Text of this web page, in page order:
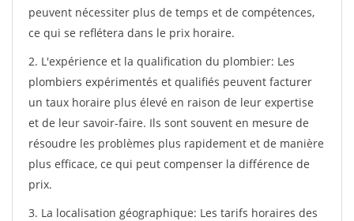
peuvent nécessiter plus de temps et de compétences,
ce qui se reflétera dans le prix horaire.
2. L'expérience et la qualification du plombier: Les
plombiers expérimentés et qualifiés peuvent facturer
un taux horaire plus élevé en raison de leur expertise
et de leur savoir-faire. Ils sont souvent en mesure de
résoudre les problèmes plus rapidement et de manière
plus efficace, ce qui peut compenser la différence de
prix.
3. La localisation géographique: Les tarifs horaires des